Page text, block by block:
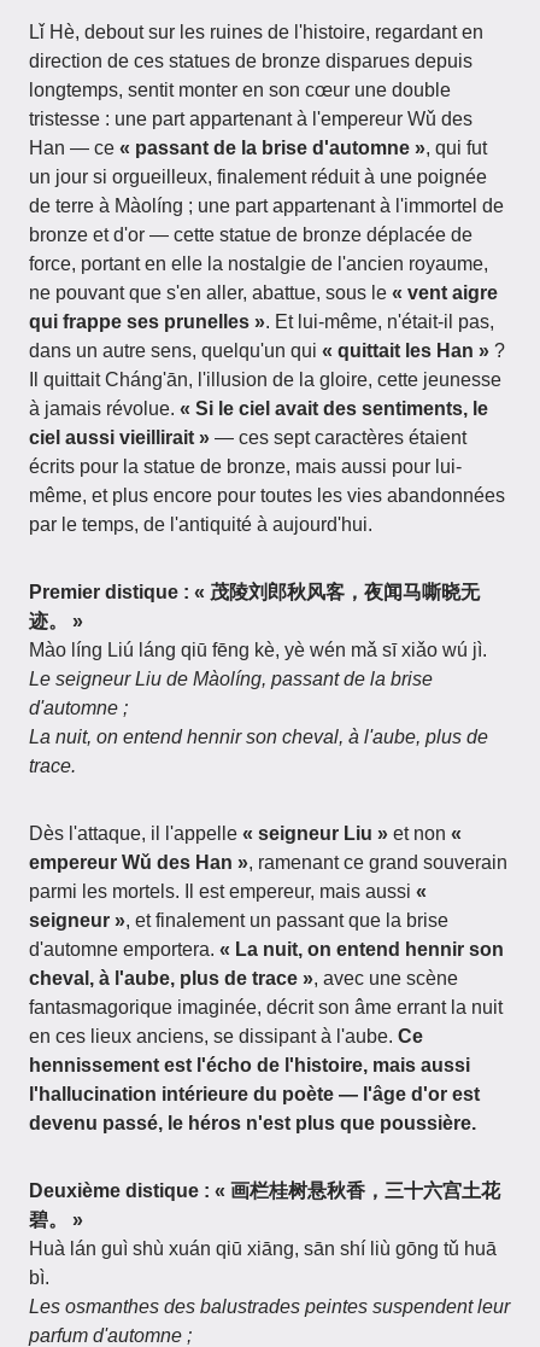
Lǐ Hè, debout sur les ruines de l'histoire, regardant en
direction de ces statues de bronze disparues depuis
longtemps, sentit monter en son cœur une double
tristesse : une part appartenant à l'empereur Wǔ des
Han — ce « passant de la brise d'automne », qui fut
un jour si orgueilleux, finalement réduit à une poignée
de terre à Màolíng ; une part appartenant à l'immortel de
bronze et d'or — cette statue de bronze déplacée de
force, portant en elle la nostalgie de l'ancien royaume,
ne pouvant que s'en aller, abattue, sous le « vent aigre
qui frappe ses prunelles ». Et lui-même, n'était-il pas,
dans un autre sens, quelqu'un qui « quittait les Han » ?
Il quittait Cháng'ān, l'illusion de la gloire, cette jeunesse
à jamais révolue. « Si le ciel avait des sentiments, le
ciel aussi vieillirait » — ces sept caractères étaient
écrits pour la statue de bronze, mais aussi pour lui-
même, et plus encore pour toutes les vies abandonnées
par le temps, de l'antiquité à aujourd'hui.
Premier distique : « 茂陵刘郎秋风客，夜闻马嘶晓无
迹。 »
Mào líng Liú láng qiū fēng kè, yè wén mǎ sī xiǎo wú jì.
Le seigneur Liu de Màolíng, passant de la brise
d'automne ;
La nuit, on entend hennir son cheval, à l'aube, plus de
trace.
Dès l'attaque, il l'appelle « seigneur Liu » et non «
empereur Wǔ des Han », ramenant ce grand souverain
parmi les mortels. Il est empereur, mais aussi «
seigneur », et finalement un passant que la brise
d'automne emportera. « La nuit, on entend hennir son
cheval, à l'aube, plus de trace », avec une scène
fantasmagorique imaginée, décrit son âme errant la nuit
en ces lieux anciens, se dissipant à l'aube. Ce
hennissement est l'écho de l'histoire, mais aussi
l'hallucination intérieure du poète — l'âge d'or est
devenu passé, le héros n'est plus que poussière.
Deuxième distique : « 画栏桂树悬秋香，三十六宫土花
碧。 »
Huà lán guì shù xuán qiū xiāng, sān shí liù gōng tǔ huā
bì.
Les osmanthes des balustrades peintes suspendent leur
parfum d'automne ;